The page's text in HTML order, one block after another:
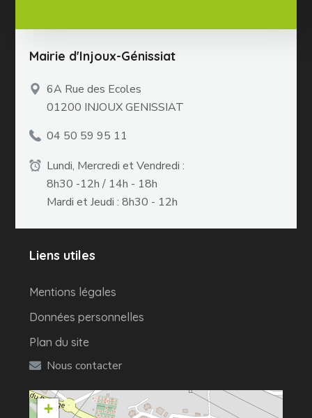
Mairie d'Injoux-Génissiat
6A Rue des Ecoles
01200 INJOUX GENISSIAT
04 50 59 95 11
Lundi, Mercredi et Vendredi :
8h30 -12h / 14h - 18h
Mardi et Jeudi : 8h30 - 12h
Liens utiles
Mentions légales
Données personnelles
Plan du site
Nous contacter
+